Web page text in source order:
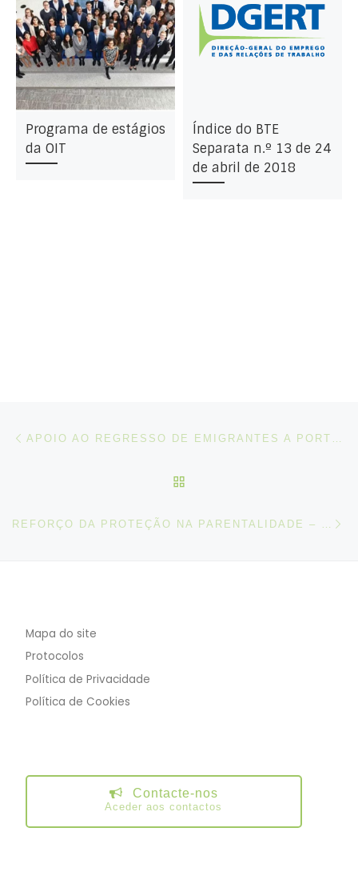
Programa de estágios
da OIT
Índice do BTE
Separata n.º 13 de 24
de abril de 2018
Post navigation
Mapa do site
Protocolos
Política de Privacidade
Política de Cookies
Contacte-nos
Aceder aos contactos